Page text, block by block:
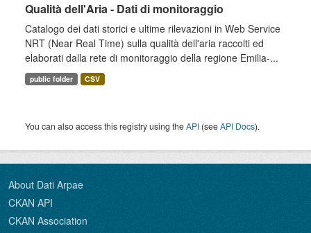
Qualità dell'Aria - Dati di monitoraggio
Catalogo dei dati storici e ultime rilevazioni in Web Service
NRT (Near Real Time) sulla qualità dell'aria raccolti ed
elaborati dalla rete di monitoraggio della regione Emilia-...
public folder CSV
You can also access this registry using theAPI (seeAPI Docs).
About Dati Arpae
CKAN API
CKAN Association